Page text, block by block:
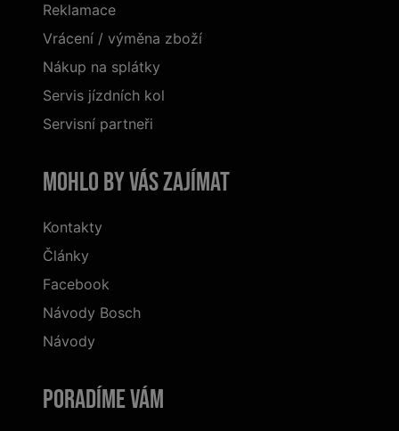
Reklamace
Vrácení / výměna zboží
Nákup na splátky
Servis jízdních kol
Servisní partneři
Mohlo by vás zajímat
Kontakty
Články
Facebook
Návody Bosch
Návody
Poradíme Vám